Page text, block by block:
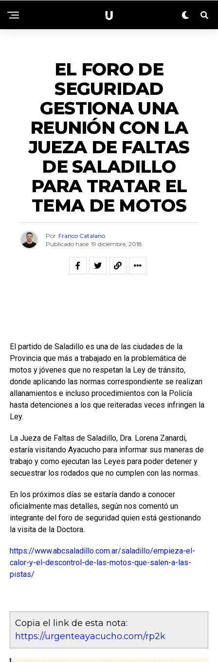
EL FORO DE
SEGURIDAD
GESTIONA UNA
REUNIÓN CON LA
JUEZA DE FALTAS
DE SALADILLO
PARA TRATAR EL
TEMA DE MOTOS
Por Franco Catalano
Publicado hace 19 diciembre, 2018
El partido de Saladillo es una de las ciudades de la
Provincia que más a trabajado en la problemática de
motos y jóvenes que no respetan la Ley de tránsito,
donde aplicando las normas correspondiente se realizan
allanamientos e incluso procedimientos con la Policía
hasta detenciones a los que reiteradas veces infringen la
Ley.
La Jueza de Faltas de Saladillo, Dra. Lorena Zanardi,
estaría visitando Ayacucho para informar sus maneras de
trabajo y como ejecutan las Leyes para poder detener y
secuestrar los rodados que no cumplen con las normas.
En los próximos días se estaría dando a conocer
oficialmente mas detalles, según nos comentó un
integrante del foro de seguridad quien está gestionando
la visita de la Doctora.
https://www.abcsaladillo.com.ar/saladillo/empieza-el-
calor-y-el-descontrol-de-las-motos-que-salen-a-las-
pistas/
Copia el link de esta nota:
https://urgenteayacucho.com/rp2k